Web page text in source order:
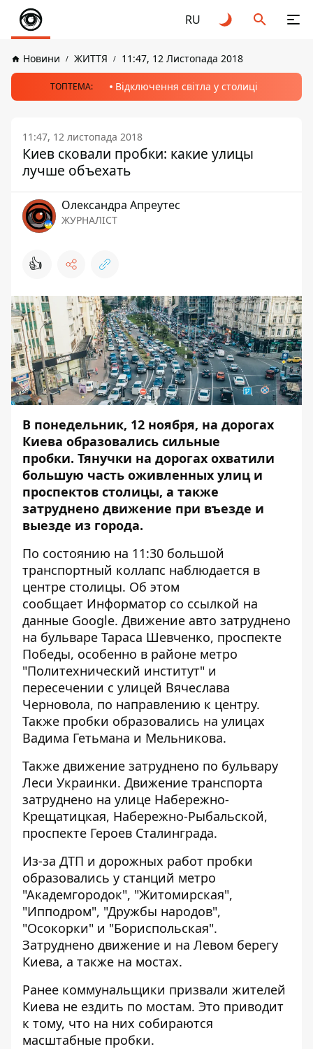
RU
Новини ЖИТТЯ 11:47, 12 Листопада 2018
ТОПТЕМА: Відключення світла у столиці
11:47, 12 листопада 2018
Киев сковали пробки: какие улицы
лучше объехать
Олександра Апреутес
ЖУРНАЛІСТ
👍
В понедельник, 12 ноября, на дорогах
Киева образовались сильные
пробки. Тянучки на дорогах охватили
большую часть оживленных улиц и
проспектов столицы, а также
затруднено движение при въезде и
выезде из города.
По состоянию на 11:30 большой
транспортный коллапс наблюдается в
центре столицы. Об этом
сообщает Информатор со ссылкой на
данные Google. Движение авто затруднено
на бульваре Тараса Шевченко, проспекте
Победы, особенно в районе метро
"Политехнический институт" и
пересечении с улицей Вячеслава
Черновола, по направлению к центру.
Также пробки образовались на улицах
Вадима Гетьмана и Мельникова.
Также движение затруднено по бульвару
Леси Украинки. Движение транспорта
затруднено на улице Набережно-
Крещатицкая, Набережно-Рыбальской,
проспекте Героев Сталинграда.
Из-за ДТП и дорожных работ пробки
образовались у станций метро
"Академгородок", "Житомирская",
"Ипподром", "Дружбы народов",
"Осокорки" и "Бориспольская".
Затруднено движение и на Левом берегу
Киева, а также на мостах.
Ранее коммунальщики призвали жителей
Киева не ездить по мостам. Это приводит
к тому, что на них собираются
масштабные пробки.